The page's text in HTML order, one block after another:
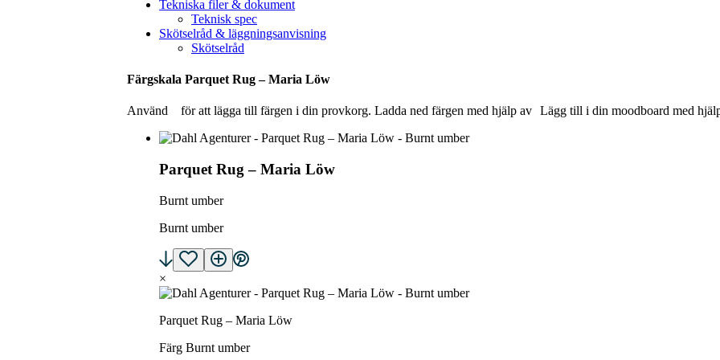
Tekniska filer & dokument
Teknisk spec
Skötselråd & läggningsanvisning
Skötselråd
Färgskala Parquet Rug – Maria Löw
Använd för att lägga till färgen i din provkorg. Ladda ned färgen med hjälp av Lägg till i din moodboard med
Parquet Rug – Maria Löw
Burnt umber
Burnt umber
×
Parquet Rug – Maria Löw
Färg Burnt umber